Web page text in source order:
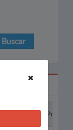
Buscar
Puesto